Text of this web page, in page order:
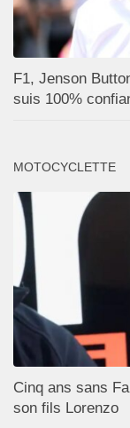
F1, Jenson
suis 100%
MOTOCYCLETTE
Cinq ans sans
son fils Lorenzo